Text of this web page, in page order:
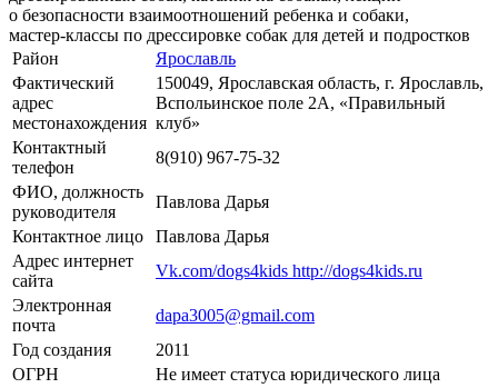
о безопасности взаимоотношений ребенка и собаки,
мастер-классы по дрессировке собак для детей и подростков
Район
Ярославль
Фактический
адрес
местонахождения
150049, Ярославская область, г. Ярославль,
Вспольинское поле 2А, «Правильный
клуб»
Контактный
телефон
8(910) 967-75-32
ФИО, должность
руководителя
Павлова Дарья
Контактное лицо
Павлова Дарья
Адрес интернет
сайта
Vk.com/dogs4kids http://dogs4kids.ru
Электронная
почта
dapa3005@gmail.com
Год создания
2011
ОГРН
Не имеет статуса юридического лица